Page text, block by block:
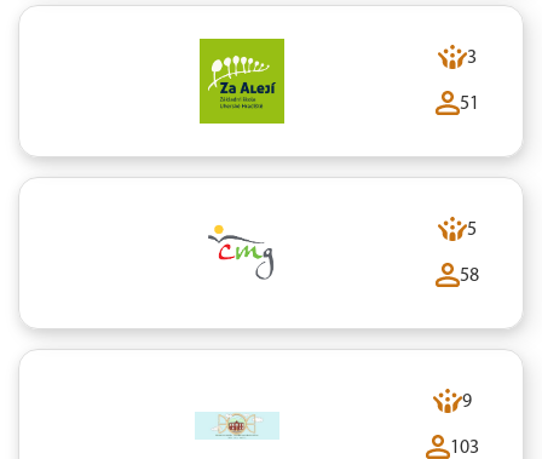
3
51
5
58
9
103